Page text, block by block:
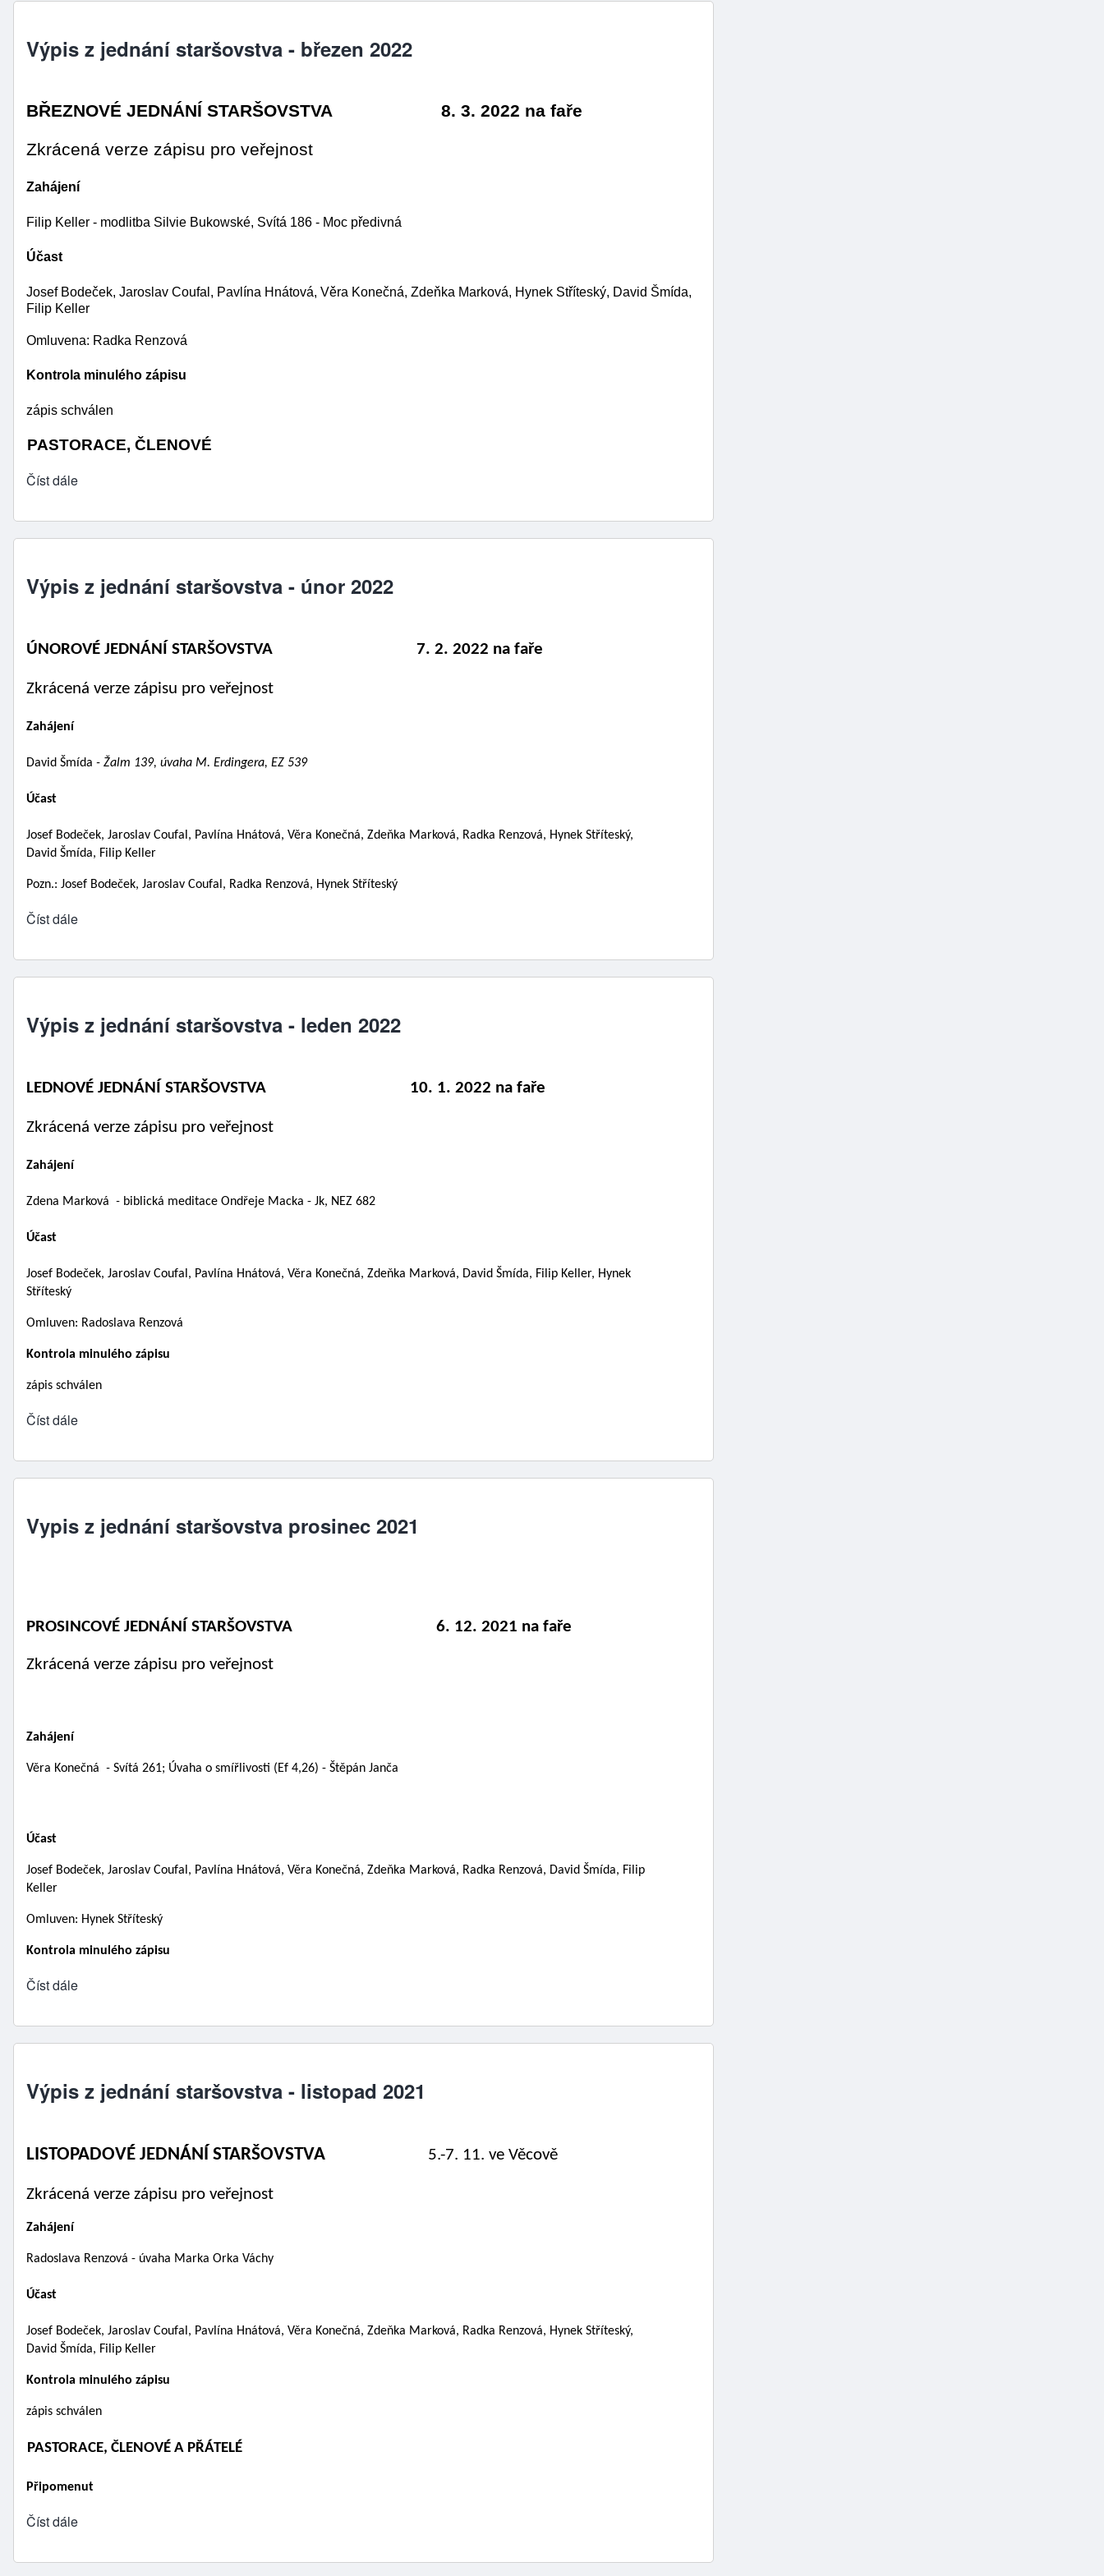
Výpis z jednání staršovstva - březen 2022
BŘEZNOVÉ JEDNÁNÍ STARŠOVSTVA                      8. 3. 2022 na faře
Zkrácená verze zápisu pro veřejnost
Zahájení
Filip Keller - modlitba Silvie Bukowské, Svítá 186 - Moc předivná
Účast
Josef Bodeček, Jaroslav Coufal, Pavlína Hnátová, Věra Konečná, Zdeňka Marková, Hynek Stříteský, David Šmída,
Filip Keller
Omluvena: Radka Renzová
Kontrola minulého zápisu
zápis schválen
PASTORACE, ČLENOVÉ
Číst dále
Výpis z jednání staršovstva - únor 2022
ÚNOROVÉ JEDNÁNÍ STARŠOVSTVA                                   7. 2. 2022 na faře
Zkrácená verze zápisu pro veřejnost
Zahájení
David Šmída - Žalm 139, úvaha M. Erdingera, EZ 539
Účast
Josef Bodeček, Jaroslav Coufal, Pavlína Hnátová, Věra Konečná, Zdeňka Marková, Radka Renzová, Hynek Stříteský,
David Šmída, Filip Keller
Pozn.: Josef Bodeček, Jaroslav Coufal, Radka Renzová, Hynek Stříteský
Číst dále
Výpis z jednání staršovstva - leden 2022
LEDNOVÉ JEDNÁNÍ STARŠOVSTVA                                   10. 1. 2022 na faře
Zkrácená verze zápisu pro veřejnost
Zahájení
Zdena Marková - biblická meditace Ondřeje Macka - Jk, NEZ 682
Účast
Josef Bodeček, Jaroslav Coufal, Pavlína Hnátová, Věra Konečná, Zdeňka Marková, David Šmída, Filip Keller, Hynek
Stříteský
Omluven: Radoslava Renzová
Kontrola minulého zápisu
zápis schválen
Číst dále
Vypis z jednání staršovstva prosinec 2021
PROSINCOVÉ JEDNÁNÍ STARŠOVSTVA                                   6. 12. 2021 na faře
Zkrácená verze zápisu pro veřejnost
Zahájení
Věra Konečná - Svítá 261; Úvaha o smířlivosti (Ef 4,26) - Štěpán Janča
Účast
Josef Bodeček, Jaroslav Coufal, Pavlína Hnátová, Věra Konečná, Zdeňka Marková, Radka Renzová, David Šmída, Filip
Keller
Omluven: Hynek Stříteský
Kontrola minulého zápisu
Číst dále
Výpis z jednání staršovstva - listopad 2021
LISTOPADOVÉ JEDNÁNÍ STARŠOVSTVA 5.-7. 11. ve Věcově
Zkrácená verze zápisu pro veřejnost
Zahájení
Radoslava Renzová - úvaha Marka Orka Váchy
Účast
Josef Bodeček, Jaroslav Coufal, Pavlína Hnátová, Věra Konečná, Zdeňka Marková, Radka Renzová, Hynek Stříteský,
David Šmída, Filip Keller
Kontrola minulého zápisu
zápis schválen
PASTORACE, ČLENOVÉ A PŘÁTELÉ
Připomenut
Číst dále